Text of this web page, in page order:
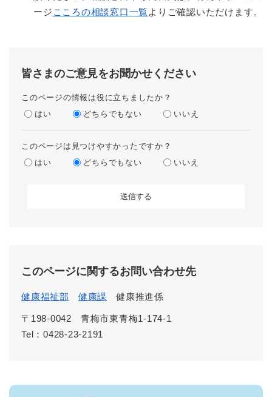
ージ こころの相談窓口一覧よりご確認いただけます。
皆さまのご意見をお聞かせください
このページの情報は役に立ちましたか？
はい
どちらでもない いいえ
このページは見つけやすかったですか？
はい
どちらでもない いいえ
このページに関するお問い合わせ先
健康福祉部 健康課 健康推進係
〒198-0042
青梅市東青梅1-174-1
Tel：0428-23-2191